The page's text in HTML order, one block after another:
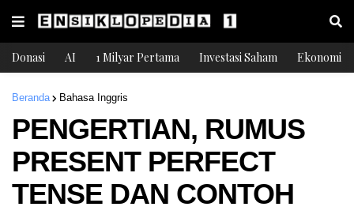
Donasi AI 1 Milyar Pertama Investasi Saham Ekonomi
Beranda Bahasa Inggris
PENGERTIAN, RUMUS
PRESENT PERFECT
TENSE DAN CONTOH